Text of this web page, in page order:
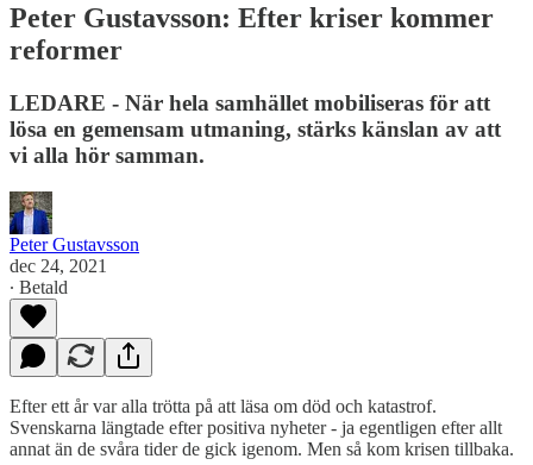
Peter Gustavsson: Efter kriser kommer
reformer
LEDARE - När hela samhället mobiliseras för att
lösa en gemensam utmaning, stärks känslan av att
vi alla hör samman.
Peter Gustavsson
dec 24, 2021
∙ Betald
Efter ett år var alla trötta på att läsa om död och katastrof.
Svenskarna längtade efter positiva nyheter - ja egentligen efter allt
annat än de svåra tider de gick igenom. Men så kom krisen tillbaka.